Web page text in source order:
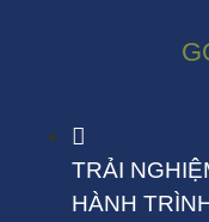
TRẢI
HÀNH